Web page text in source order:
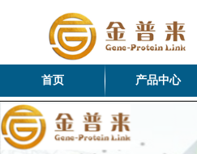
首页 产品中心